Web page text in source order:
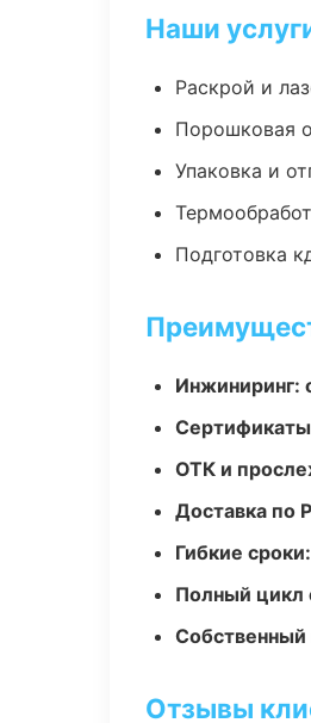
Наши
Раскрой и
Порошковая
Упаковка и
Подготовка
Инжиниринг:
Сертификаты
ОТК и
Доставка по
Гибкие
Полный цикл
Собственный
Отзывы